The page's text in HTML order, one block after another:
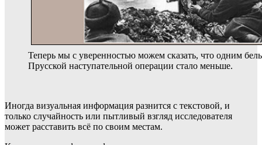
Теперь мы с уверенностью можем сказать, что одним
Прусской наступательной операции стало меньше.
Иногда визуальная информация разнится с текстовой, и
только случайность или пытливый взгляд исследователя
может расставить всё по своим местам.